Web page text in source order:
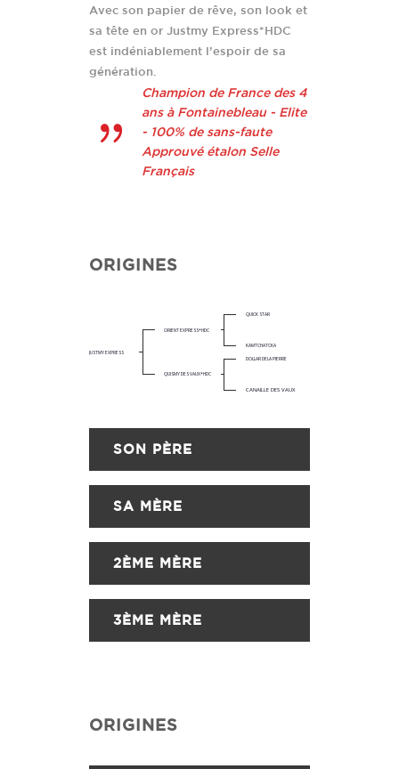
Avec son papier de rêve, son look et
sa tête en or Justmy Express*HDC
est indéniablement l’espoir de sa
génération.
Champion de France des 4
ans à Fontainebleau - Elite
- 100% de sans-faute
Approuvé étalon Selle
Français
ORIGINES
JUSTMY EXPRESS
ORIENT EXPRESS*HDC
QUICK STAR
KAMTCHATCKA
DOLLAR DELA PIERRE
CANAILLE DES VAUX
QUISMY DES VAUX*HDC
SON PÈRE
SA MÈRE
2ÈME MÈRE
3ÈME MÈRE
ORIGINES